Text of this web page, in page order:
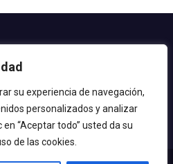
su experiencia de navegación,
personalizados y analizar
“Aceptar todo” usted da su
de las cookies.